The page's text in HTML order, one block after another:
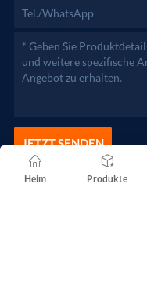
JETZT SENDEN
Heim Produkte